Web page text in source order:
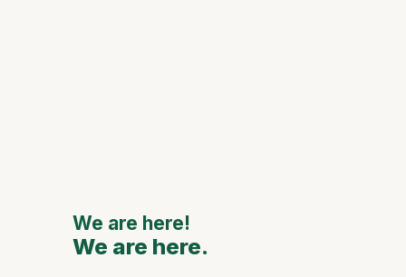
We are here!
We are here.